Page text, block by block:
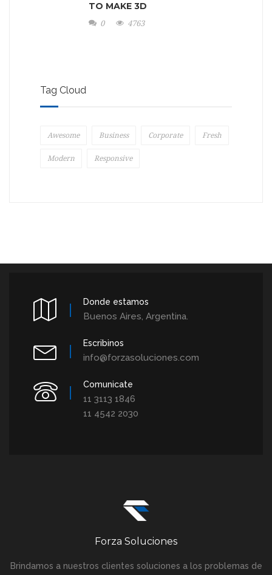
TO MAKE 3D
0 4763
Tag Cloud
Awesome Business Corporate Fresh
Modern Responsive
Donde estamos
Buenos Aires, Argentina.
Escribinos
info@forzasoluciones.com
Comunicate
11 3113 1846
11 4542 2030
Forza Soluciones
Brindamos a nuestros clientes soluciones a los problemas de